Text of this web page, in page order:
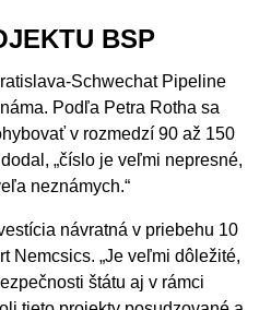
BSP
Schwechat Pipeline
Podľa Petra Rotha sa
v rozmedzí 90 až 150
„číslo je veľmi nepresné,
neznámych.“
návratná v priebehu 10
Nemcsics. „Je veľmi dôležité,
štátu aj v rámci